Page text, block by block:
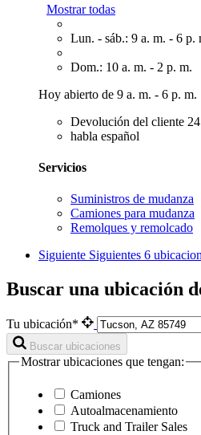
Mostrar todas
Lun. - sáb.: 9 a. m. - 6 p.
Dom.: 10 a. m. - 2 p. m.
Hoy abierto de 9 a. m. - 6 p. m.
Devolución del cliente
habla español
Servicios
Suministros de mudanza
Camiones para mudanza
Remolques y remolcado
Siguiente Siguientes 6
Buscar una ubicación
Tu ubicación*
Buscar ubicaciones
Mostrar ubicaciones que tengan:
Camiones
Autoalmacenamiento
Truck and Trailer Sales